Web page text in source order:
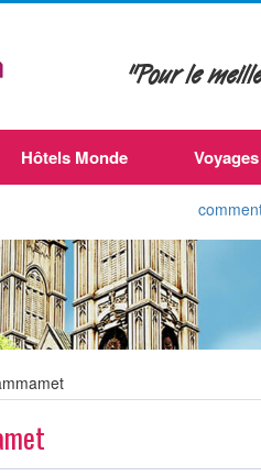
"Pour le
Hôtels Monde
comment-